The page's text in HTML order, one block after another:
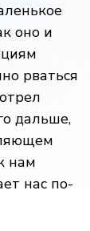
оно и
рваться
дальше,
нам
нас по-